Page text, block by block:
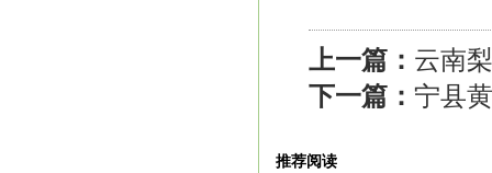
上一篇： 云南
下一篇： 宁县